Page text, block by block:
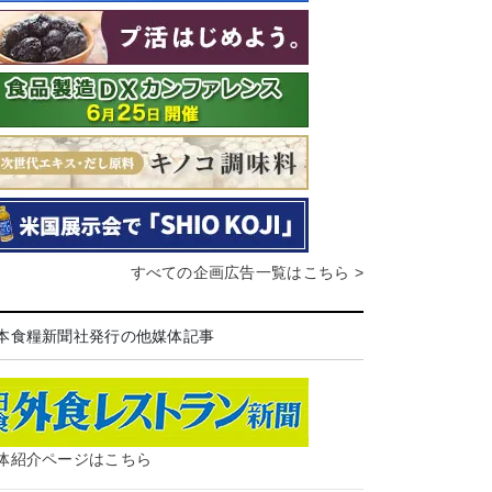
すべての企画広告一覧はこちら >
食糧新聞社発行の他媒体記事
紹介ページはこちら